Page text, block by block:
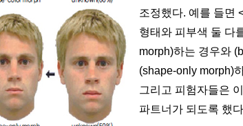
조정했다. 예를 들면
형태와 피부색 둘 다
morph)하는 경우와
(shape-only morph)
그리고 피험자들은
파트너가 되도록 했다